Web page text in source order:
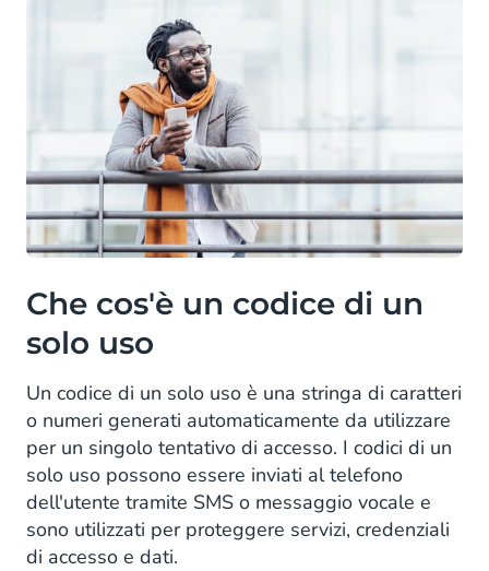
Che cos'è un codice di un
solo uso
Un codice di un solo uso è una stringa di caratteri
o numeri generati automaticamente da utilizzare
per un singolo tentativo di accesso. I codici di un
solo uso possono essere inviati al telefono
dell'utente tramite SMS o messaggio vocale e
sono utilizzati per proteggere servizi, credenziali
di accesso e dati.